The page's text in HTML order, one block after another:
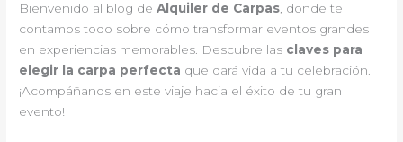
Bienvenido al blog deAlquiler de Carpas, donde te
contamos todo sobre cómo transformar eventos grandes
en experiencias memorables. Descubre las claves para
elegir la carpa perfecta que dará vida a tu celebración.
¡Acompáñanos en este viaje hacia el éxito de tu gran
evento!